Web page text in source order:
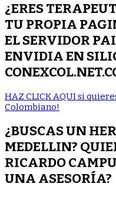
¿ERES
TU PROPIA
EL SERVIDOR
ENVIDIA EN
HAZ CLICK AQUI si
Colombiano!
¿BUSCAS UN
MEDELLIN?
RICARDO
UNA ASESORÍA?